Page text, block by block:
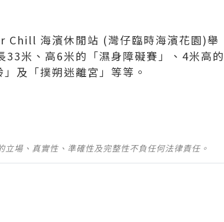
Chill 海濱休閒站 (灣仔臨時海濱花園)舉
米、高6米的「濕身障礙賽」、4米高的
及「撲朔迷離宮」等等。
場、真實性、準確性及完整性不負任何法律責任。